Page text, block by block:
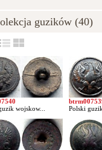
guzików (40)
wojskow...
Polski